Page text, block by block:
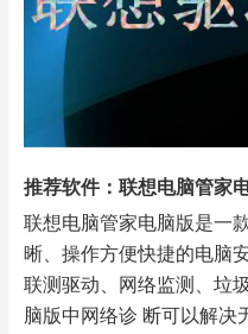
推荐软件：联想电脑管家
联想电脑管家电脑版是一
晰、操作方便快捷的电脑
联测驱动、网络监测、垃
脑版中网络诊 断可以解决